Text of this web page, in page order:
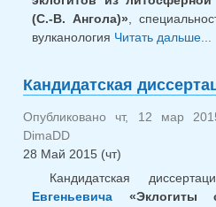
(С.-В. Ангола)»,
вулканология Читать дальше...
Кандидатская
Опубликовано чт, 12 мар
DimaDD
28 Май 2015 (чт)
Кандидатская
Евгеньевича «Эклогиты